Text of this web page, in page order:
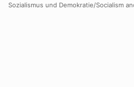
Sozialismus und Demokratie/Socialism